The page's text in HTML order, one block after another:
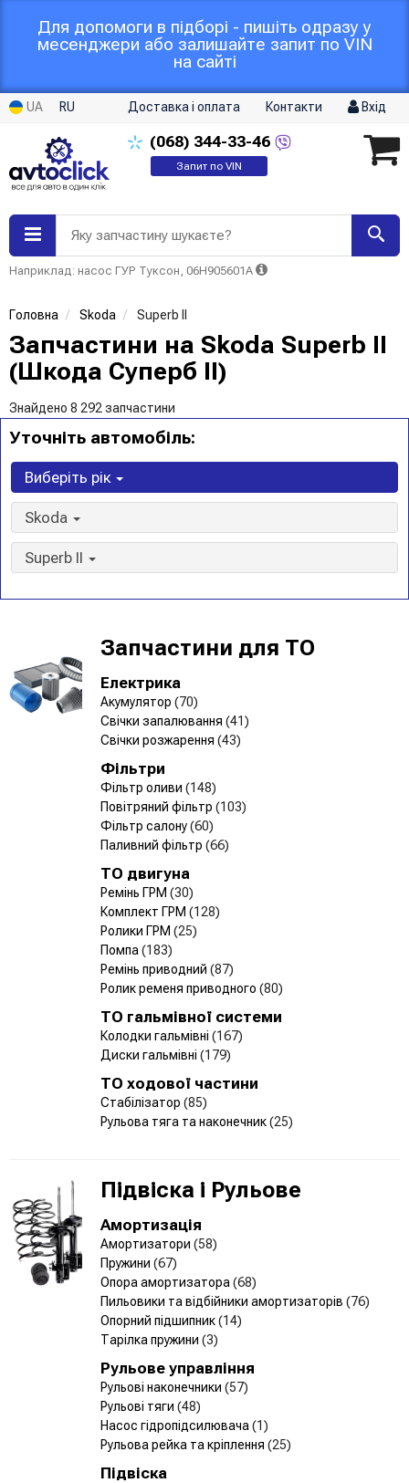
Для допомоги в підборі - пишіть одразу у
месенджери або залишайте запит по VIN
на сайті
UA RU Доставка і оплата Контакти Вхід
(068) 344-33-46
Запит по VIN
Яку запчастину шукаєте?
Наприклад: насос ГУР Туксон, 06H905601A
Головна Skoda Superb II
Запчастини на Skoda Superb II
(Шкода Суперб II)
Знайдено 8 292 запчастини
Уточніть автомобіль:
Виберіть рік
Skoda
Superb II
Запчастини для ТО
Електрика
Акумулятор (70)
Свічки запалювання (41)
Свічки розжарення (43)
Фільтри
Фільтр оливи (148)
Повітряний фільтр (103)
Фільтр салону(60)
Паливний фільтр (66)
ТО двигуна
Ремінь ГРМ (30)
Комплект ГРМ (128)
Ролики ГРМ (25)
Помпа (183)
Ремінь приводний (87)
Ролик ременя приводного (80)
ТО гальмівної системи
Колодки гальмівні (167)
Диски гальмівні (179)
ТО ходової частини
Стабілізатор (85)
Рульова тяга та наконечник(25)
Підвіска і Рульове
Амортизація
Амортизатори (58)
Пружини (67)
Опора амортизатора (68)
Пильовики та відбійники амортизаторів (76)
Опорний підшипник(14)
Тарілка пружини (3)
Рульове управління
Рульові наконечники (57)
Рульові тяги (48)
Насос гідропідсилювача (1)
Рульова рейка та кріплення (25)
Підвіска